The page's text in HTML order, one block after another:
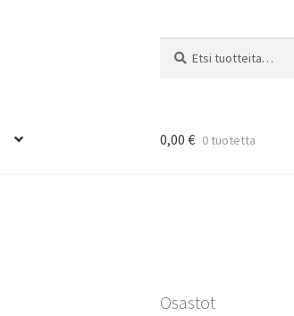
0,00 € 0 tuotetta
Osastot